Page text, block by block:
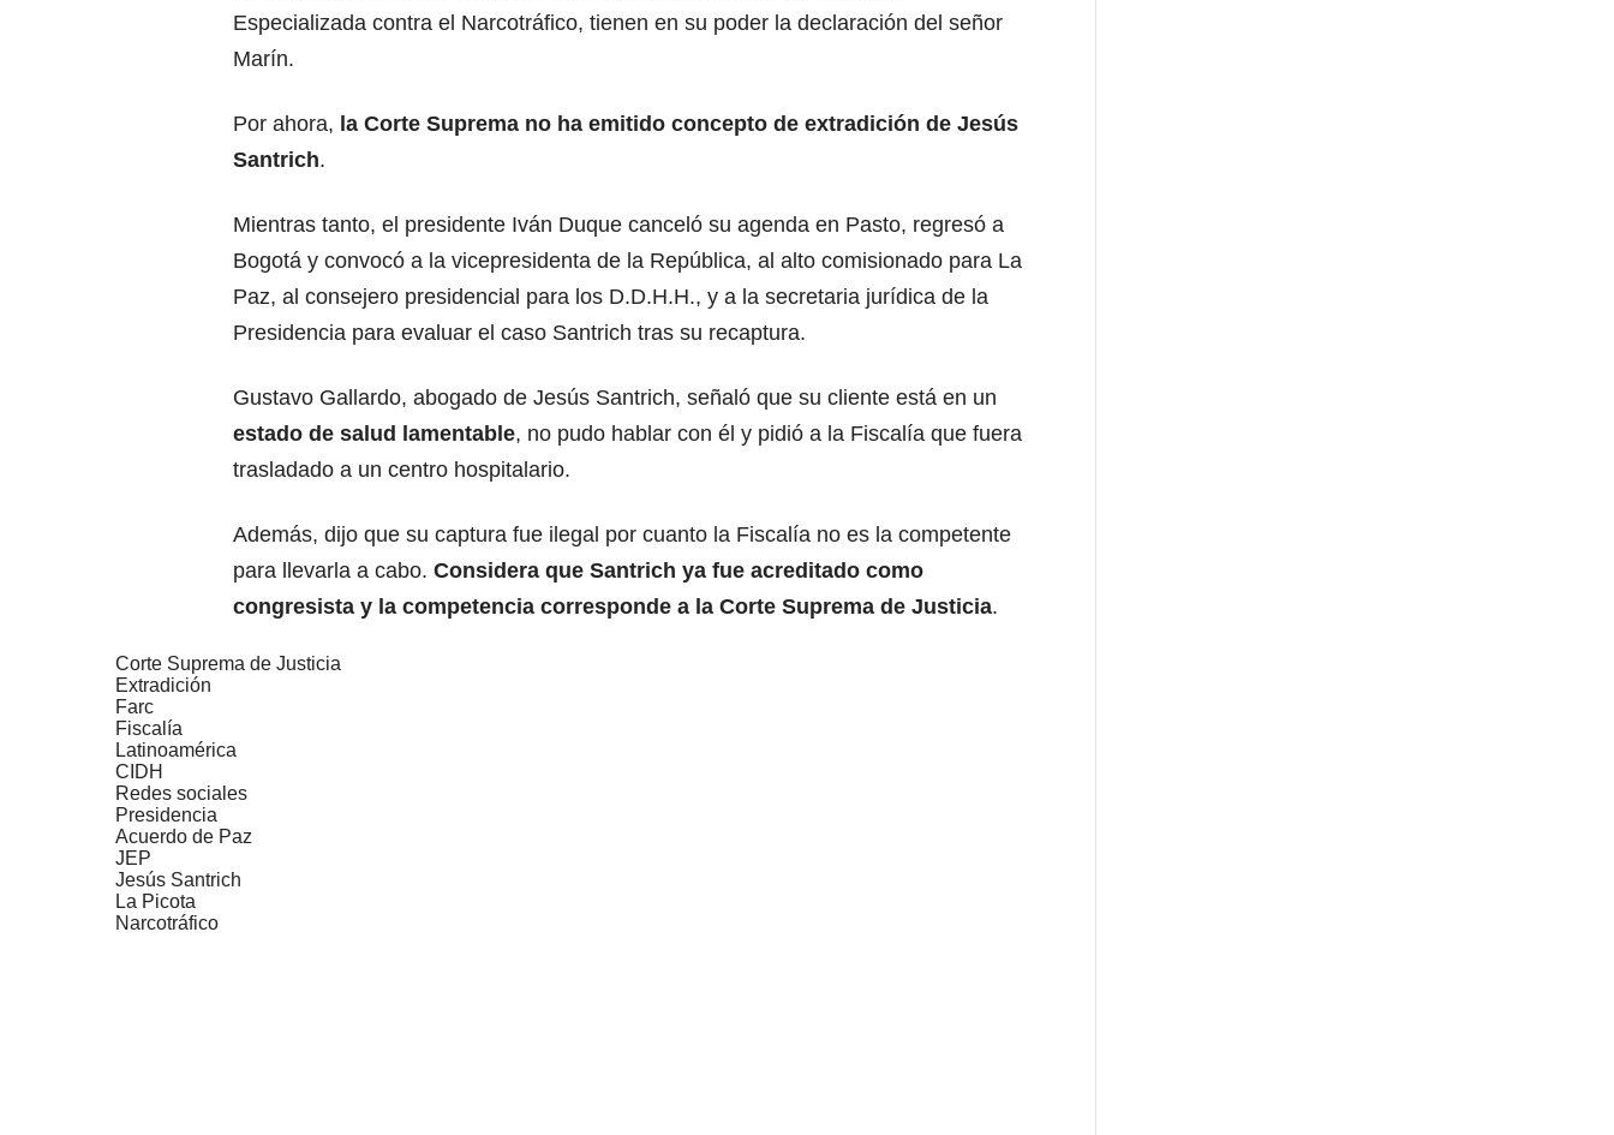
Especializada contra el Narcotráfico, tienen en su poder la declaración del señor
Marín.
Por ahora, la Corte Suprema no ha emitido concepto de extradición de Jesús
Santrich.
Mientras tanto, el presidente Iván Duque canceló su agenda en Pasto, regresó a
Bogotá y convocó a la vicepresidenta de la República, al alto comisionado para La
Paz, al consejero presidencial para los D.D.H.H., y a la secretaria jurídica de la
Presidencia para evaluar el caso Santrich tras su recaptura.
Gustavo Gallardo, abogado de Jesús Santrich, señaló que su cliente está en un
estado de salud lamentable, no pudo hablar con él y pidió a la Fiscalía que fuera
trasladado a un centro hospitalario.
Además, dijo que su captura fue ilegal por cuanto la Fiscalía no es la competente
para llevarla a cabo. Considera que Santrich ya fue acreditado como
congresista y la competencia corresponde a la Corte Suprema de Justicia.
Corte Suprema de Justicia
Extradición
Farc
Fiscalía
Latinoamérica
CIDH
Redes sociales
Presidencia
Acuerdo de Paz
JEP
Jesús Santrich
La Picota
Narcotráfico